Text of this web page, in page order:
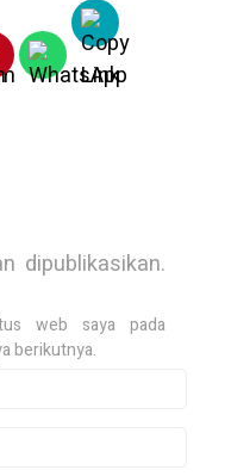
dipublikasikan.
web saya pada
berikutnya.